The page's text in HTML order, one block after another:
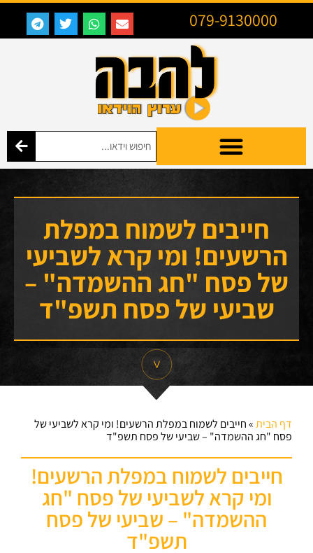
079-9130000
חייבים לשמוח במפלת
הרשעים! ומי קרא לשביעי
של פסח "חג ההשמדה" –
שביעי של פסח תשפ"ד
דף הבית»חייבים לשמוח במפלת הרשעים! ומי קרא לשביעי של
פסח "חג ההשמדה" – שביעי של פסח תשפ"ד
חייבים לשמוח במפלת הרשעים!
ומי קרא לשביעי של פסח "חג
ההשמדה" – שביעי של פסח
תשפ"ד